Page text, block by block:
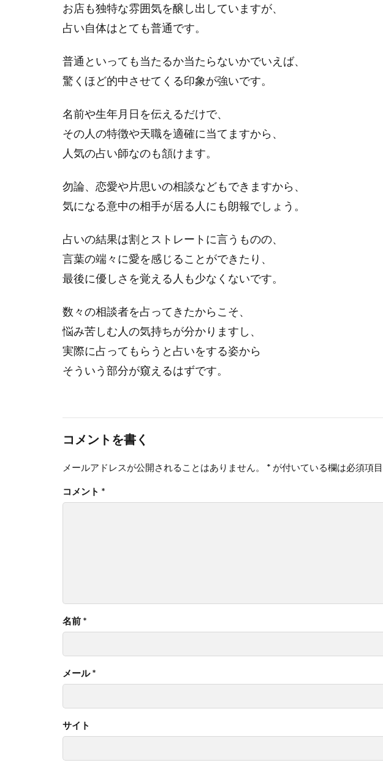
お店も独特な雰囲気を醸し出していますが、
占い自体はとても普通です。
普通といっても当たるか当たらないかでいえば、
驚くほど的中させてくる印象が強いです。
名前や生年月日を伝えるだけで、
その人の特徴や天職を適確に当てますから、
人気の占い師なのも頷けます。
勿論、恋愛や片思いの相談などもできますから、
気になる意中の相手が居る人にも朗報でしょう。
占いの結果は割とストレートに言うものの、
言葉の端々に愛を感じることができたり、
最後に優しさを覚える人も少なくないです。
数々の相談者を占ってきたからこそ、
悩み苦しむ人の気持ちが分かりますし、
実際に占ってもらうと占いをする姿から
そういう部分が窺えるはずです。
コメントを書く
メールアドレスが公開されることはありません。 * が付いている欄は必須項
コメント *
名前 *
メール*
サイト